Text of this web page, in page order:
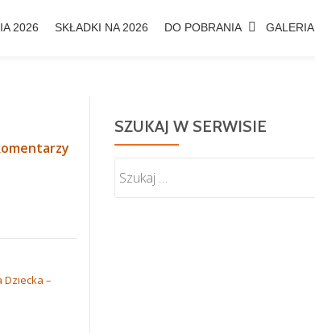
2026 SKŁADKI NA 2026 DO POBRANIA GALERIA
Dziecka –
SZUKAJ W SERWISIE